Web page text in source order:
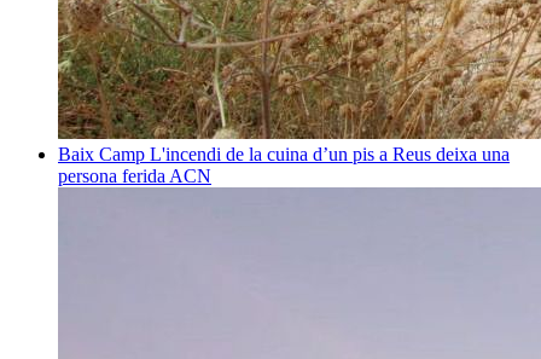
Baix Camp L'incendi de la cuina d’un pis a Reus deixa una
persona ferida ACN